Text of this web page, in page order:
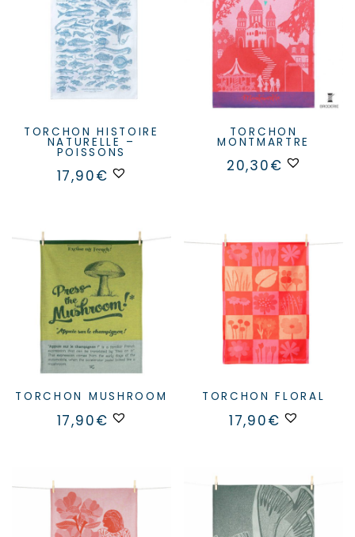
TORCHON HISTOIRE
NATURELLE –
POISSONS
17,90€
TORCHON
MONTMARTRE
20,30€
TORCHON MUSHROOM
17,90€
TORCHON FLORAL
17,90€